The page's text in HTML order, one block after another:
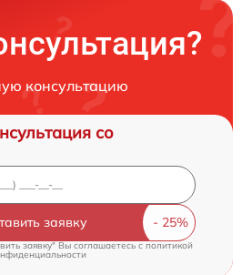
консультацию
со
заявку
заявку" Вы соглашаетесь cполитикой